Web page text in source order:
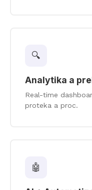
🔍
Analytika a
Real-time
proteka a proc.
🤖